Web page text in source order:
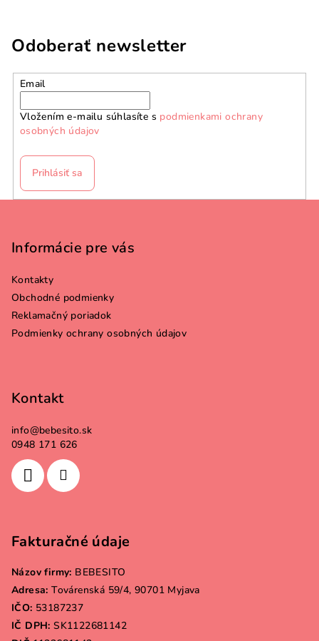
Odoberať newsletter
Email
Vložením e-mailu súhlasíte s podmienkami ochrany
osobných údajov
Prihlásiť sa
Informácie pre vás
Kontakty
Obchodné podmienky
Reklamačný poriadok
Podmienky ochrany osobných údajov
Kontakt
info@bebesito.sk
0948 171 626
Fakturačné údaje
Názov firmy: BEBESITO
Adresa: Továrenská 59/4, 90701 Myjava
IČO: 53187237
IČ DPH: SK1122681142